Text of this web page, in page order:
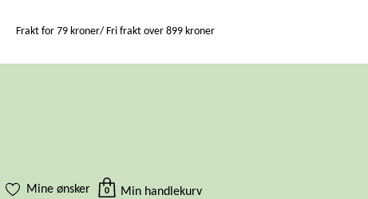
Frakt for 79 kroner/ Fri frakt over 899 kroner
Mine ønsker 0 Min handlekurv